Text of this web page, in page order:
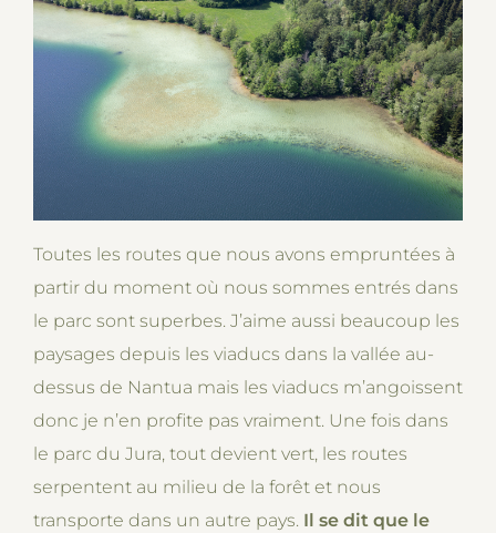
Toutes les routes que nous avons empruntées à
partir du moment où nous sommes entrés dans
le parc sont superbes. J’aime aussi beaucoup les
paysages depuis les viaducs dans la vallée au-
dessus de Nantua mais les viaducs m’angoissent
donc je n’en profite pas vraiment. Une fois dans
le parc du Jura, tout devient vert, les routes
serpentent au milieu de la forêt et nous
transporte dans un autre pays. Il se dit que le